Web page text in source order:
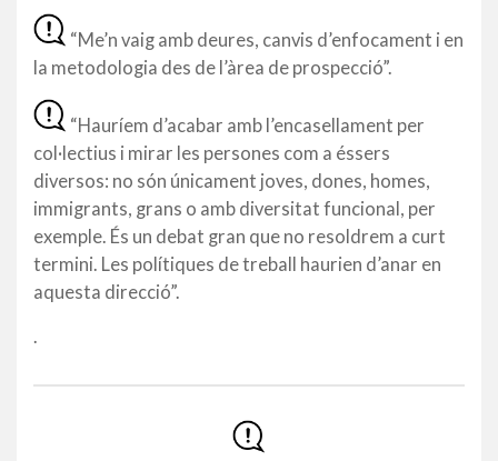
“Me’n vaig amb deures, canvis d’enfocament i en
la metodologia des de l’àrea de prospecció”.
“Hauríem d’acabar amb l’encasellament per
col·lectius i mirar les persones com a éssers
diversos: no són únicament joves, dones, homes,
immigrants, grans o amb diversitat funcional, per
exemple. És un debat gran que no resoldrem a curt
termini. Les polítiques de treball haurien d’anar en
aquesta direcció”.
.